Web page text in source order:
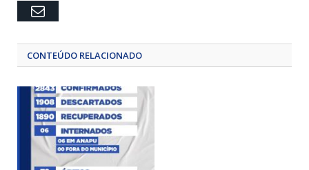
Email
CONTEÚDO RELACIONADO